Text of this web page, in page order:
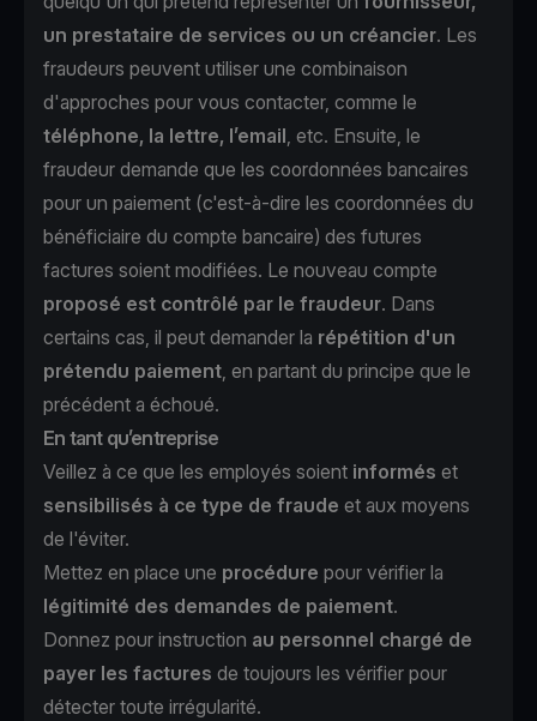
un prestataire de services ou un créancier. Les
fraudeurs peuvent utiliser une combinaison
d'approches pour vous contacter, comme le
téléphone, la lettre, l’email, etc. Ensuite, le
fraudeur demande que les coordonnées bancaires
pour un paiement (c'est-à-dire les coordonnées du
bénéficiaire du compte bancaire) des futures
factures soient modifiées. Le nouveau compte
proposé est contrôlé par le fraudeur. Dans
certains cas, il peut demander la répétition d'un
prétendu paiement, en partant du principe que le
précédent a échoué.
En tant qu’entreprise
Veillez à ce que les employés soient informés et
sensibilisés à ce type de fraude et aux moyens
de l'éviter.
Mettez en place une procédure pour vérifier la
légitimité des demandes de paiement.
Donnez pour instruction au personnel chargé de
payer les factures de toujours les vérifier pour
détecter toute irrégularité.